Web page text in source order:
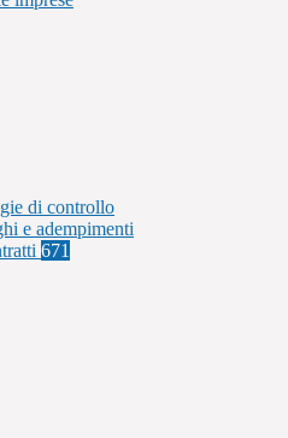
di controllo
e adempimenti
671